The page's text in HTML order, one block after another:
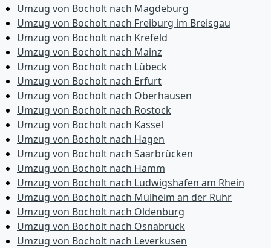
Umzug von Bocholt nach Magdeburg
Umzug von Bocholt nach Freiburg im Breisgau
Umzug von Bocholt nach Krefeld
Umzug von Bocholt nach Mainz
Umzug von Bocholt nach Lübeck
Umzug von Bocholt nach Erfurt
Umzug von Bocholt nach Oberhausen
Umzug von Bocholt nach Rostock
Umzug von Bocholt nach Kassel
Umzug von Bocholt nach Hagen
Umzug von Bocholt nach Saarbrücken
Umzug von Bocholt nach Hamm
Umzug von Bocholt nach Ludwigshafen am Rhein
Umzug von Bocholt nach Mülheim an der Ruhr
Umzug von Bocholt nach Oldenburg
Umzug von Bocholt nach Osnabrück
Umzug von Bocholt nach Leverkusen